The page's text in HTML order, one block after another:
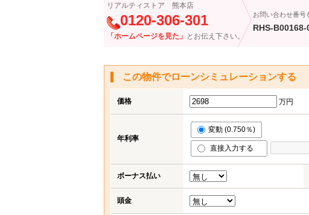
リアルティストア 熊本店
0120-306-301
「ホームページを見た」 とお伝え下さい。
お問い合わせ番号
RHS-B00168-
この物件でローンシミュレーションする
価格 万円
年利率
変動 (0.750％)
直接入力する
ボーナス払い
頭金